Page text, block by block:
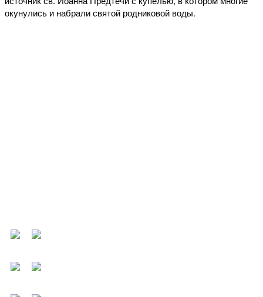
окунулись и набрали святой родниковой воды.